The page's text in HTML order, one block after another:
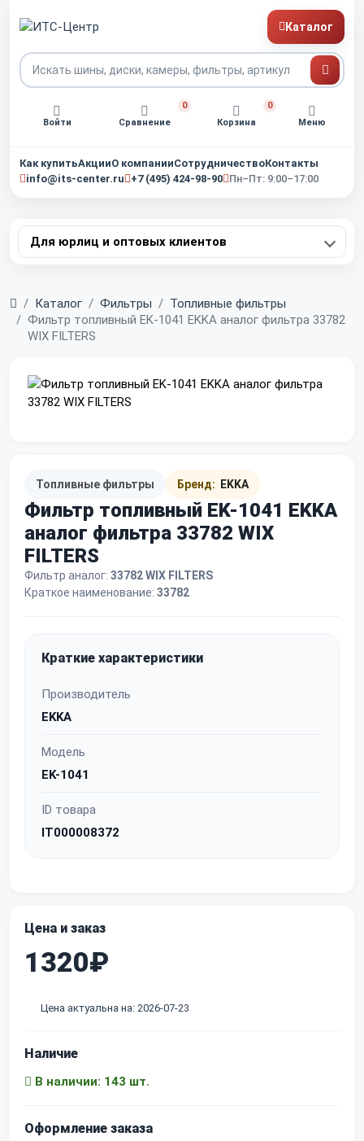
Каталог
Войти Сравнение
0
Корзина
0
Меню
Как купитьАкцииО компанииСотрудничествоКонтакты
info@its-center.ru
+7 (495) 424-98-90 Пн–Пт: 9:00–17:00
Для юрлиц и оптовых клиентов
Главная
Каталог Фильтры
Топливные фильтры
Фильтр топливный EK-1041 EKKA аналог фильтра 33782
WIX FILTERS
Топливные фильтры Бренд: EKKA
Фильтр топливный EK-1041 EKKA
аналог фильтра 33782 WIX
FILTERS
Фильтр аналог: 33782 WIX FILTERS
Краткое наименование: 33782
Краткие характеристики
Производитель
EKKA
Модель
EK-1041
ID товара
IT000008372
Цена и заказ
1320₽
Цена актуальна на: 2026-07-23
Наличие
В наличии: 143 шт.
Оформление заказа